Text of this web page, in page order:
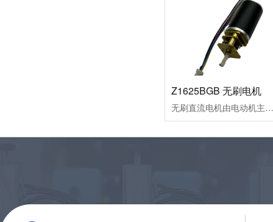
Z1625BGB 无刷电机
无刷直流电机由电动机主体和驱动器组成，是一种典型的机电一体化产品。由于无刷直流电动机是以自控式运行的，所以不会像变频调速下重载启动的同步电机那样在转子上另加启动绕组，也不会在负载突变时产生振荡和失步。无刷直流电动机是采用半导体开关器件来实现电子换向的，即用电子开关器件代替传统的接触式换向器和电刷。它具有可靠性高、无换向火花、机械噪声低等优点，广泛应用于高档录音座、录像机、电子仪器及自动化办公设备中。